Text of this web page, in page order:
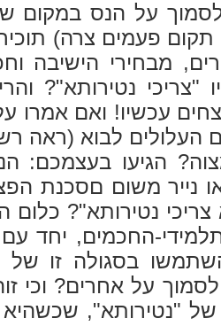
על הנס במקום
פעמים צרה)
מבחירי הישיבה
"צריכי נטירותא"?
עכשיו! ואם אמרו
העלולים לבוא (ראה
הגיעו בעצמכם:
משום םסכנת
נטירותא"? כלום
החכמים, יחד עם
בסגולה זו של
על אחרים? וכי
"נטירותא",